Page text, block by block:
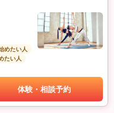
めたい人
たい人
体験・相談予約